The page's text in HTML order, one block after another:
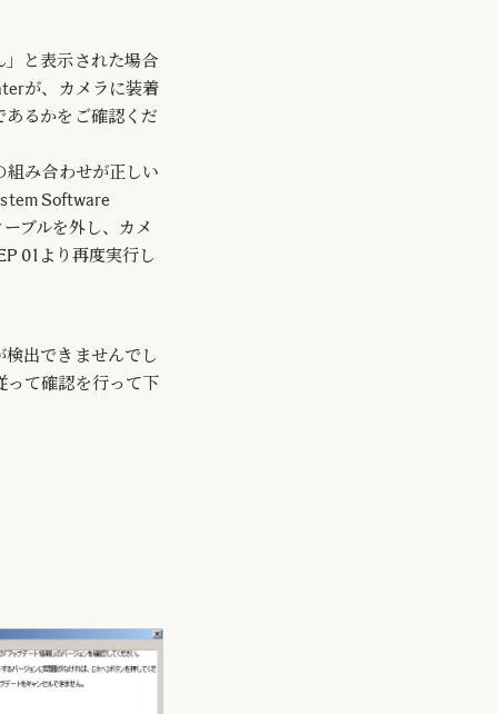
」と表示された場合
が、カメラに装着
るかをご確認くだ
み合わせが正しい
Software
ブルを外し、カメ
01より再度実行し
出できませんでし
って確認を行って下